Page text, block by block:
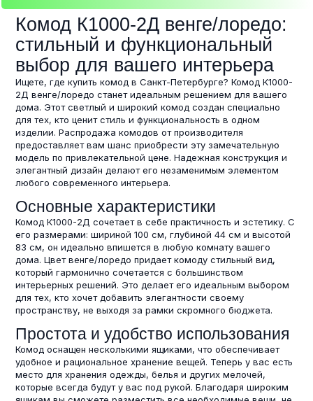
Комод К1000-2Д венге/лоредо:
стильный и функциональный
выбор для вашего интерьера
Ищете, где купить комод в Санкт-Петербурге? Комод К1000-
2Д венге/лоредо станет идеальным решением для вашего
дома. Этот светлый и широкий комод создан специально
для тех, кто ценит стиль и функциональность в одном
изделии. Распродажа комодов от производителя
предоставляет вам шанс приобрести эту замечательную
модель по привлекательной цене. Надежная конструкция и
элегантный дизайн делают его незаменимым элементом
любого современного интерьера.
Основные характеристики
Комод К1000-2Д сочетает в себе практичность и эстетику. С
его размерами: шириной 100 см, глубиной 44 см и высотой
83 см, он идеально впишется в любую комнату вашего
дома. Цвет венге/лоредо придает комоду стильный вид,
который гармонично сочетается с большинством
интерьерных решений. Это делает его идеальным выбором
для тех, кто хочет добавить элегантности своему
пространству, не выходя за рамки скромного бюджета.
Простота и удобство использования
Комод оснащен несколькими ящиками, что обеспечивает
удобное и рациональное хранение вещей. Теперь у вас есть
место для хранения одежды, белья и других мелочей,
которые всегда будут у вас под рукой. Благодаря широким